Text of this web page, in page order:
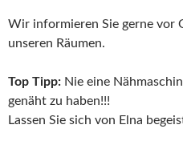
Wir informieren Sie gerne vor
unseren Räumen.
Top Tipp: Nie eine
genäht zu haben!!!
Lassen Sie sich von Elna